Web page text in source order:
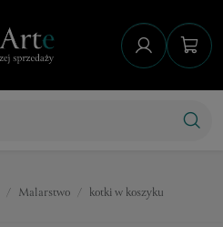
Malarstwo kotki w koszyku